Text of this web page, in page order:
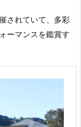
されていて、多彩
ーマンスを鑑賞す